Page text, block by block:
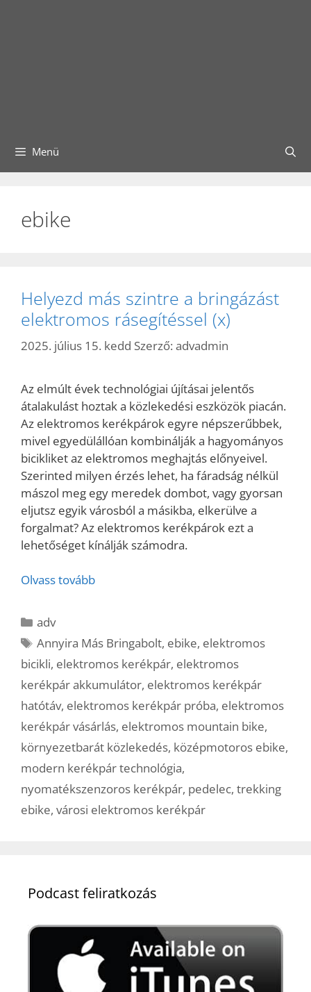
Menü
ebike
Helyezd más szintre a bringázást
elektromos rásegítéssel (x)
2025. július 15. kedd Szerző: advadmin
Az elmúlt évek technológiai újításai jelentős
átalakulást hoztak a közlekedési eszközök piacán.
Az elektromos kerékpárok egyre népszerűbbek,
mivel egyedülállóan kombinálják a hagyományos
bicikliket az elektromos meghajtás előnyeivel.
Szerinted milyen érzés lehet, ha fáradság nélkül
mászol meg egy meredek dombot, vagy gyorsan
eljutsz egyik városból a másikba, elkerülve a
forgalmat? Az elektromos kerékpárok ezt a
lehetőséget kínálják számodra.
Olvass tovább
Kategória
adv
Címkék
Annyira Más Bringabolt, ebike, elektromos
bicikli, elektromos kerékpár, elektromos
kerékpár akkumulátor, elektromos kerékpár
hatótáv, elektromos kerékpár próba, elektromos
kerékpár vásárlás, elektromos mountain bike,
környezetbarát közlekedés, középmotoros ebike,
modern kerékpár technológia,
nyomatékszenzoros kerékpár, pedelec, trekking
ebike, városi elektromos kerékpár
Podcast feliratkozás